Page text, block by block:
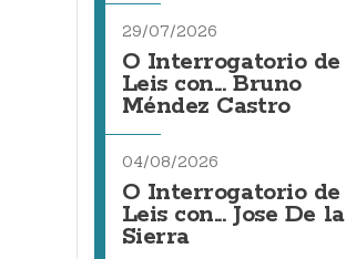
29/07/2026
O Interrogatorio de
Leis con... Bruno
Méndez Castro
04/08/2026
O Interrogatorio de
Leis con... Jose De la
Sierra